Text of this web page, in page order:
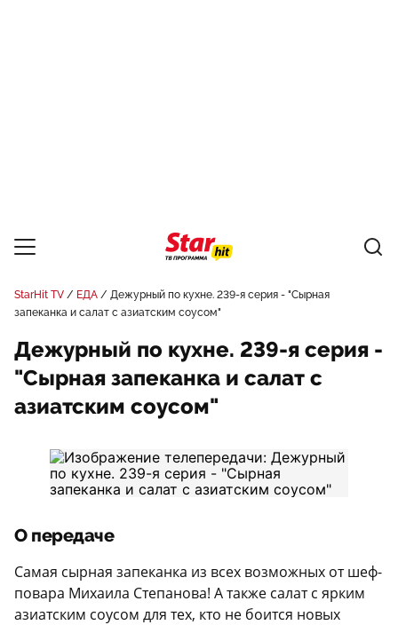
StarHit TV ЕДА
Дежурный по кухне. 239-я серия - "Сырная
запеканка и салат с азиатским соусом"
Дежурный по кухне. 239-я серия -
"Сырная запеканка и салат с
азиатским соусом"
О передаче
Самая сырная запеканка из всех возможных от шеф-
повара Михаила Степанова! А также салат с ярким
азиатским соусом для тех, кто не боится новых